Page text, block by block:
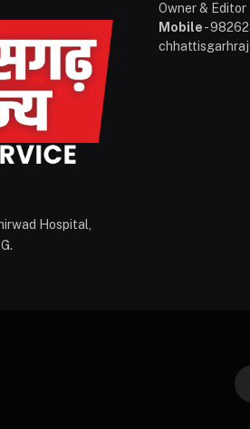
Hospital,
Owner & Editor
Mobile-